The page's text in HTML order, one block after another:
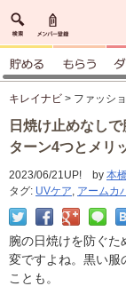
キレイナビ > ファッシ
日焼け止めなし
ターン4つとメリ
2023/06/21UP! by 本
タグ: UVケア, アームカ
腕の日焼けを防ぐ
変ですよね。黒い服
ことも。